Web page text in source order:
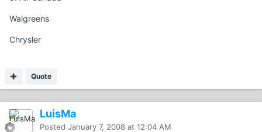
Walgreens
Chrysler
Quote
LuisMa
Posted January 7, 2008 at 12:04 AM